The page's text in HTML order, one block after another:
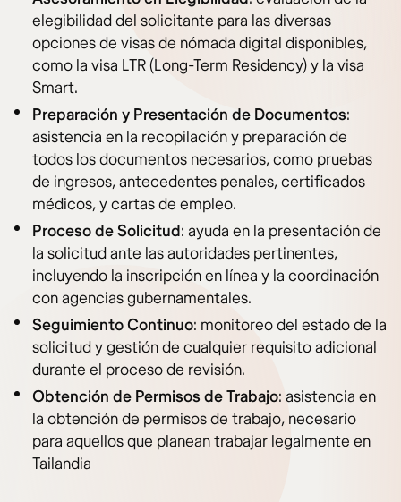
elegibilidad del solicitante para las diversas
opciones de visas de nómada digital disponibles,
como la visa LTR (Long-Term Residency) y la visa
Smart.
Preparación y Presentación de Documentos:
asistencia en la recopilación y preparación de
todos los documentos necesarios, como pruebas
de ingresos, antecedentes penales, certificados
médicos, y cartas de empleo.
Proceso de Solicitud: ayuda en la presentación de
la solicitud ante las autoridades pertinentes,
incluyendo la inscripción en línea y la coordinación
con agencias gubernamentales.
Seguimiento Continuo: monitoreo del estado de la
solicitud y gestión de cualquier requisito adicional
durante el proceso de revisión.
Obtención de Permisos de Trabajo: asistencia en
la obtención de permisos de trabajo, necesario
para aquellos que planean trabajar legalmente en
Tailandia